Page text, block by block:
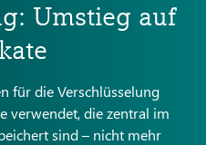
Umstieg auf
für die Verschlüsselung
verwendet, die zentral im
sind – nicht mehr